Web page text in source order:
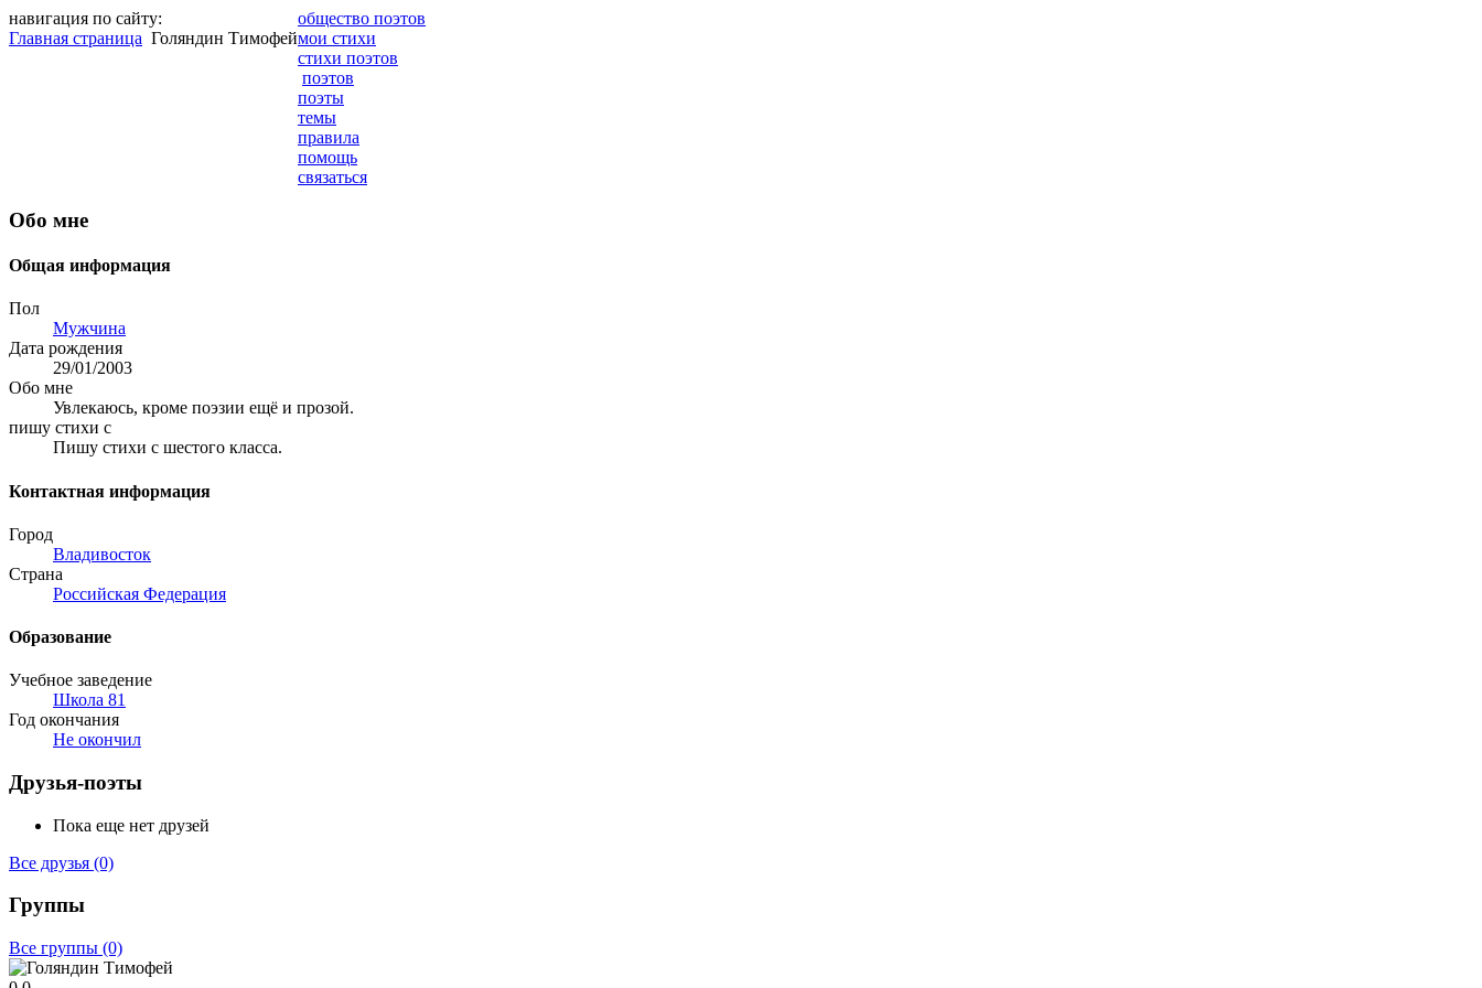
навигация по сайту:
Главная страница Голяндин Тимофей
общество поэтов
мои стихи
стихи поэтов
поэтов
поэты
темы
правила
помощь
связаться
Обо мне
Общая информация
Пол
Мужчина
Дата рождения
29/01/2003
Обо мне
Увлекаюсь, кроме поэзии ещё и прозой.
пишу стихи с
Пишу стихи с шестого класса.
Контактная информация
Город
Владивосток
Страна
Российская Федерация
Образование
Учебное заведение
Школа 81
Год окончания
Не окончил
Друзья-поэты
Пока еще нет друзей
Все друзья (0)
Группы
Все группы (0)